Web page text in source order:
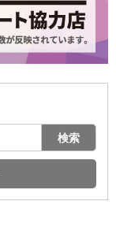
検索